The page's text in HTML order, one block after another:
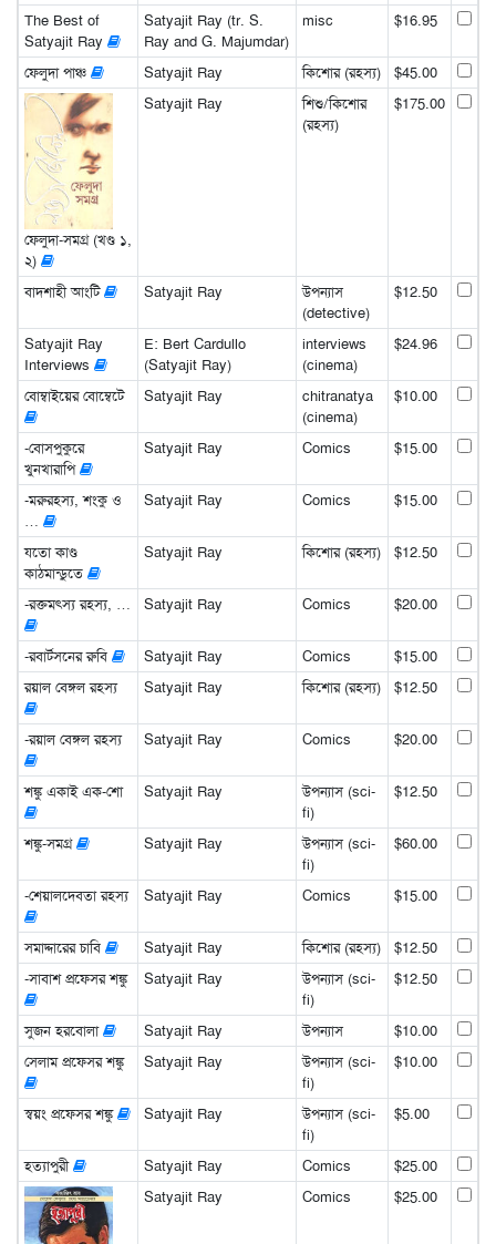
The Best of
Satyajit Ray
Satyajit Ray (tr. S.
Ray and G. Majumdar)
misc $16.95
ফেলুদা পাঞ্চ Satyajit Ray কিশোর (রহস্য) $45.00
ফেলুদা-সমগ্র (খণ্ড ১,
২)
Satyajit Ray
শিশু/কিশোর
(রহস্য)
$175.00
বাদশাহী আংটি Satyajit Ray
উপন্যাস
(detective)
$12.50
Satyajit Ray
Interviews
E: Bert Cardullo
(Satyajit Ray)
interviews
(cinema)
$24.96
বোম্বাইয়ের বোম্বেটে Satyajit Ray
chitranatya
(cinema)
$10.00
-বোসপুকুরে
খুনখারাপি
Satyajit Ray Comics $15.00
-মরুরহস্য, শংকু ও
…
Satyajit Ray Comics $15.00
যতো কাণ্ড
কাঠমান্ডুতে
Satyajit Ray কিশোর (রহস্য) $12.50
-রক্তমৎস্য রহস্য, … Satyajit Ray Comics $20.00
-রবার্টসনের রুবি Satyajit Ray Comics
$15.00
রয়াল বেঙ্গল রহস্য
Satyajit Ray কিশোর (রহস্য) $12.50
-রয়াল বেঙ্গল রহস্য Satyajit Ray Comics $20.00
শঙ্কু একাই এক-শো Satyajit Ray
উপন্যাস (sci-
fi)
$12.50
শঙ্কু-সমগ্র Satyajit Ray
উপন্যাস (sci-
fi)
$60.00
-শেয়ালদেবতা রহস্য Satyajit Ray Comics $15.00
সমাদ্দারের চাবি Satyajit Ray কিশোর (রহস্য)
$12.50
-সাবাশ প্রফেসর শঙ্কু
Satyajit Ray
উপন্যাস (sci-
fi)
$12.50
সুজন হরবোলা Satyajit Ray উপন্যাস
$10.00
সেলাম প্রফেসর শঙ্কু
Satyajit Ray
উপন্যাস (sci-
fi)
$10.00
স্বয়ং প্রফেসর শঙ্কু Satyajit Ray
উপন্যাস (sci-
fi)
$5.00
হত্যাপুরী Satyajit Ray Comics $25.00
Satyajit Ray Comics $25.00